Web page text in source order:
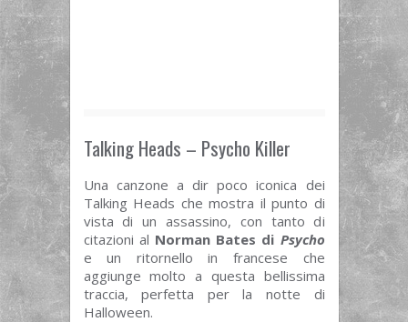
Talking Heads – Psycho Killer
Una canzone a dir poco iconica dei
Talking Heads che mostra il punto di
vista di un assassino, con tanto di
citazioni al Norman Bates di Psycho
e un ritornello in francese che
aggiunge molto a questa bellissima
traccia, perfetta per la notte di
Halloween.